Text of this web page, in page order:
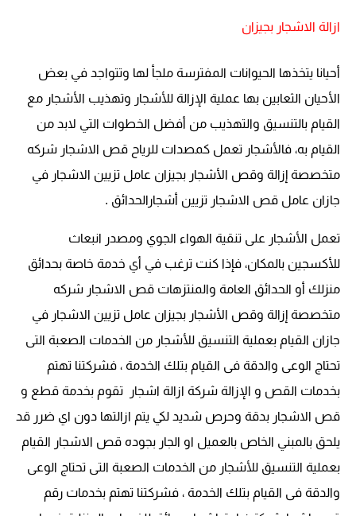
ازالة الاشجار بجيزان
أحيانا يتخذها الحيوانات المفترسة ملجأ لها وتتواجد في بعض
الأحيان الثعابين بها عملية الإزالة للأشجار وتهذيب الأشجار مع
القيام بالتنسيق والتهذيب من أفضل الخطوات التي لابد من
القيام به، فالأشجار تعمل كمصدات للرياح قص الاشجار شركه
متخصصة إزالة وقص الأشجار بجيزان عامل تزيين الاشجار في
جازان عامل قص الاشجار تزيين أشجارالحدائق .
تعمل الأشجار على تنقية الهواء الجوي ومصدر انبعاث
للأكسجين بالمكان، فإذا كنت ترغب في أي خدمة خاصة بحدائق
منزلك أو الحدائق العامة والمنتزهات قص الاشجار شركه
متخصصة إزالة وقص الأشجار بجيزان عامل تزيين الاشجار في
جازان القيام بعملية التنسيق للأشجار من الخدمات الصعبة التى
تحتاج الوعى والدقة فى القيام بتلك الخدمة ، فشركتنا تهتم
بخدمات القص و الإزالة شركة ازالة اشجار تقوم بخدمة قطع و
قص الاشجار بدقة وحرص شديد لكي يتم ازالتها دون اي ضرر قد
يلحق بالمبني الخاص بالعميل او الجار بجوده قص الاشجار القيام
بعملية التنسيق للأشجار من الخدمات الصعبة التى تحتاج الوعى
والدقة فى القيام بتلك الخدمة ، فشركتنا تهتم بخدمات رقم